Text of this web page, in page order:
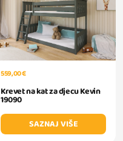
559,00 €
Krevet na kat za djecu Kevin
19090
SAZNAJ VIŠE